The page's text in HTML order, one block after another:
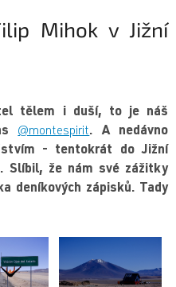
Mihok v Jižní
tělem i duší, to je náš
@montespirit. A nedávno
- tentokrát do Jižní
Slíbil, že nám své zážitky
deníkových zápisků. Tady